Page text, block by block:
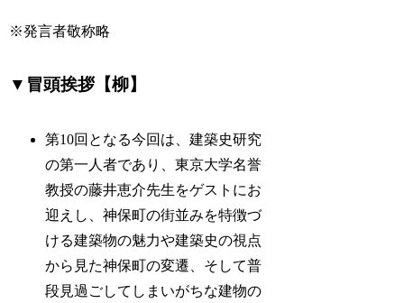
※発言者敬称略
▼冒頭挨拶【柳】
第10回となる今回は、建築史研究
の第一人者であり、東京大学名誉
教授の藤井恵介先生をゲストにお
迎えし、神保町の街並みを特徴づ
ける建築物の魅力や建築史の視点
から見た神保町の変遷、そして普
段見過ごしてしまいがちな建物の